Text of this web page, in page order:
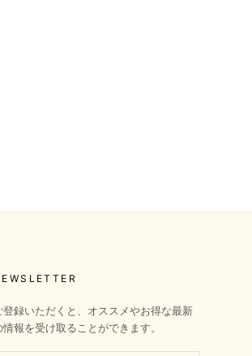
登録いただくと、オススメやお得な最新
情報を受け取ることができます。